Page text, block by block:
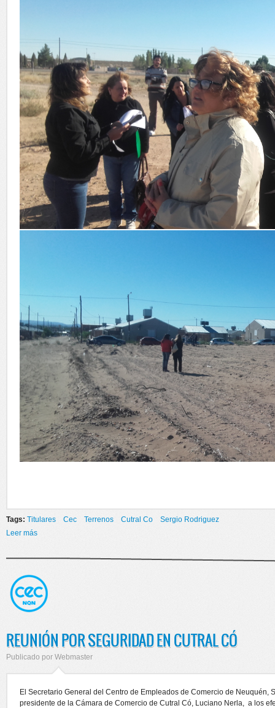
Tags: Titulares Cec Terrenos Cutral Co
Sergio Rodriguez
Leer más
REUNIÓN POR SEGURIDAD EN CUTRAL CÓ
Publicado por Webmaster
El Secretario General del Centro de Empleados de Comercio de Neuquén,
presidente de la Cámara de Comercio de Cutral Có, Luciano Nerla, a los